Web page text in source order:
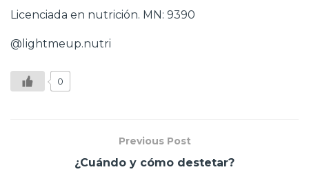
Licenciada en nutrición. MN: 9390
@lightmeup.nutri
0
Previous Post
¿Cuándo y cómo destetar?